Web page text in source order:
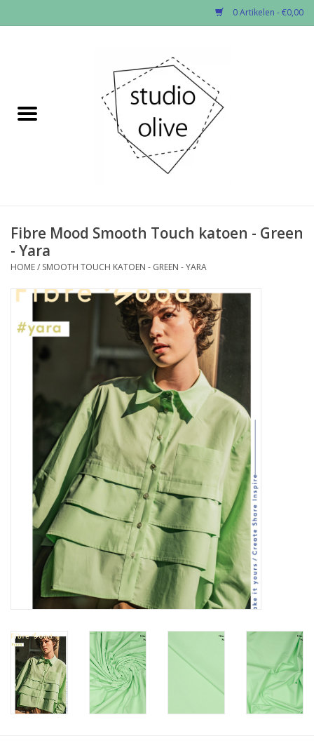
0 Artikelen - €0,00
✂︎Nieuw
Fournituren
Patronen
Workshops
Studio Olive inspireert....
Fibre Mood Smooth Touch katoen - Green
- Yara
HOME/ SMOOTH TOUCH KATOEN - GREEN - YARA